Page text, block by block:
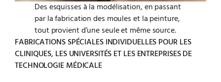
Des esquisses à la modélisation, en passant
par la fabrication des moules et la peinture,
tout provient d’une seule et même source.
FABRICATIONS SPÉCIALES INDIVIDUELLES POUR LES
CLINIQUES, LES UNIVERSITÉS ET LES ENTREPRISES DE
TECHNOLOGIE MÉDICALE